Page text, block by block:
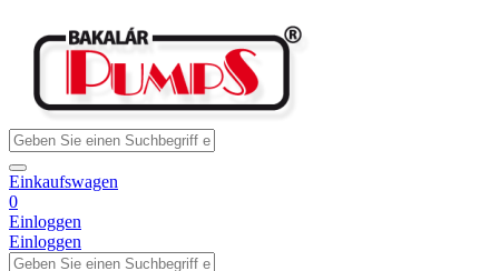
Einkaufswagen
0
Einloggen
Einloggen